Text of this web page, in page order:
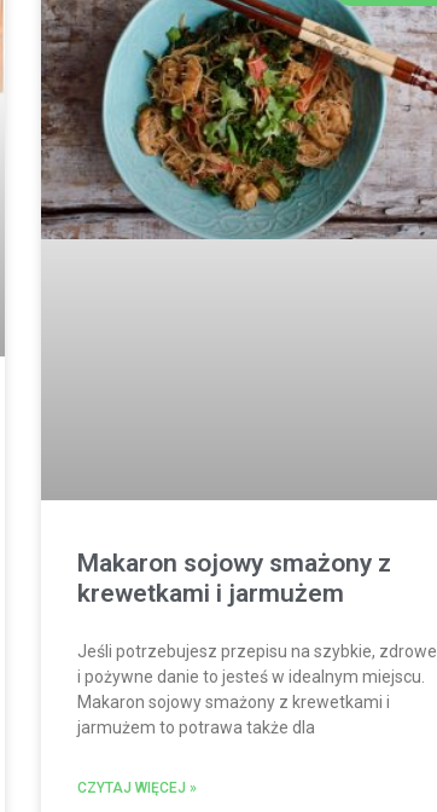
Makaron sojowy smażony z
krewetkami i jarmużem
Jeśli potrzebujesz przepisu na szybkie, zdrowe
i pożywne danie to jesteś w idealnym miejscu.
Makaron sojowy smażony z krewetkami i
jarmużem to potrawa także dla
CZYTAJ WIĘCEJ »